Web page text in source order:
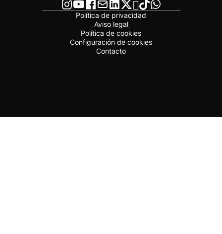
Política de privacidad
Aviso legal
Política de cookies
Configuración de cookies
Contacto